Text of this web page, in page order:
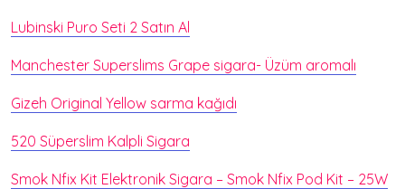
Lubinski Puro Seti 2 Satın Al
Manchester Superslims Grape sigara- Üzüm aromalı
Gizeh Original Yellow sarma kağıdı
520 Süperslim Kalpli Sigara
Smok Nfix Kit Elektronik Sigara – Smok Nfix Pod Kit – 25W